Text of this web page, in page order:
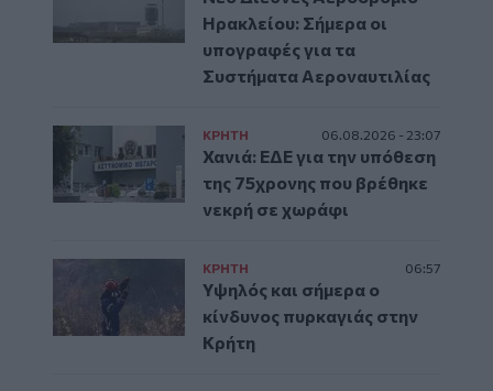
Ηρακλείου: Σήμερα οι
υπογραφές για τα
Συστήματα Αεροναυτιλίας
ΚΡΗΤΗ 06.08.2026 - 23:07
Χανιά: ΕΔΕ για την υπόθεση
της 75χρονης που βρέθηκε
νεκρή σε χωράφι
ΚΡΗΤΗ 06:57
Υψηλός και σήμερα ο
κίνδυνος πυρκαγιάς στην
Κρήτη